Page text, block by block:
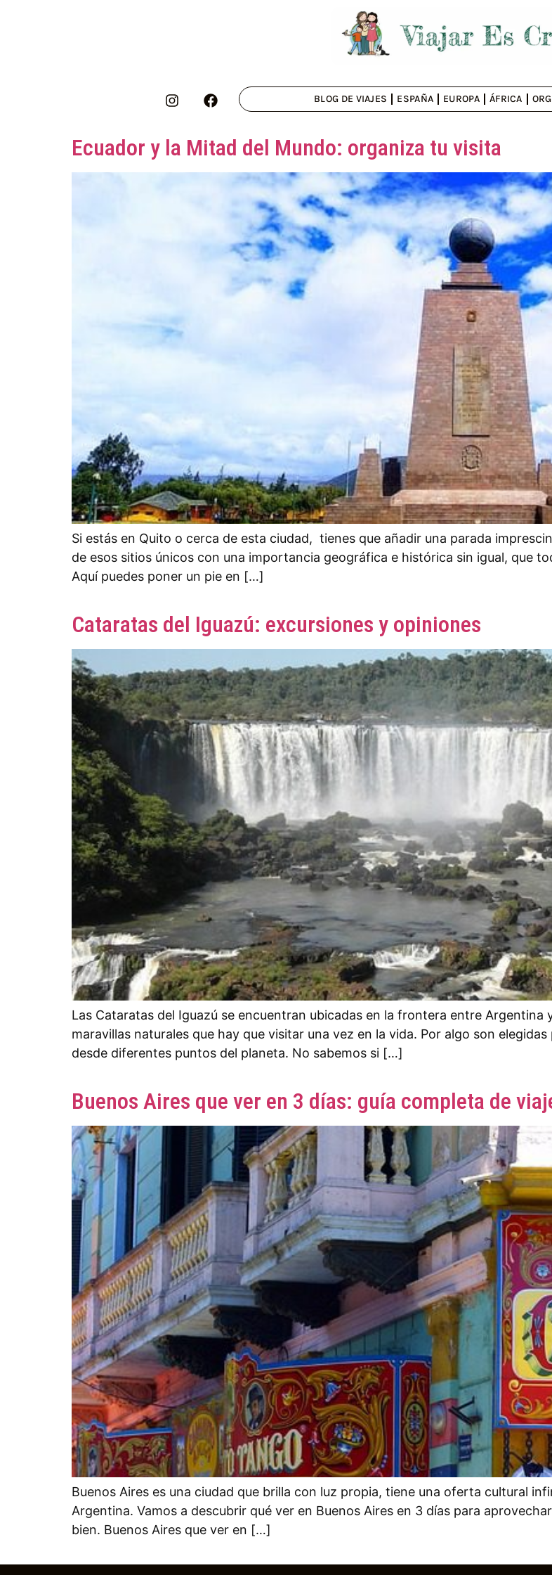
BLOG DE VIAJES ESPAÑA EUROPA ÁFRICA
Ecuador y la Mitad del Mundo: organiza tu visita
Si estás en Quito o cerca de esta ciudad, tienes que añadir una parada
de esos sitios únicos con una importancia geográfica e histórica sin igual, que
Aquí puedes poner un pie en […]
Cataratas del Iguazú: excursiones y opiniones
Las Cataratas del Iguazú se encuentran ubicadas en la frontera entre Argentina
maravillas naturales que hay que visitar una vez en la vida. Por algo son
desde diferentes puntos del planeta. No sabemos si […]
Buenos Aires que ver en 3 días: guía completa de
Buenos Aires es una ciudad que brilla con luz propia, tiene una oferta cultural
Argentina. Vamos a descubrir qué ver en Buenos Aires en 3 días para
bien. Buenos Aires que ver en […]